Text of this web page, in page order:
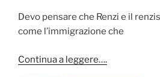
Devo pensare che Renzi e il
come l’immigrazione che
Continua a leggere….